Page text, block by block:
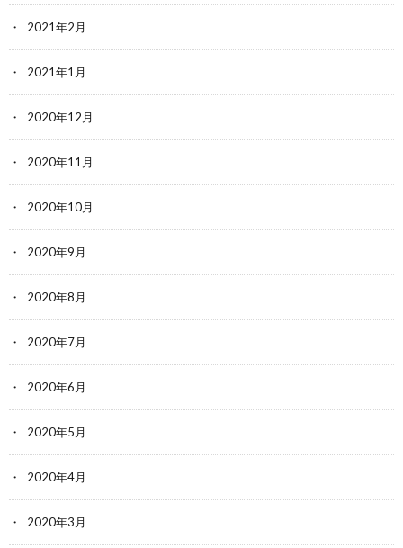
2021年2月
2021年1月
2020年12月
2020年11月
2020年10月
2020年9月
2020年8月
2020年7月
2020年6月
2020年5月
2020年4月
2020年3月